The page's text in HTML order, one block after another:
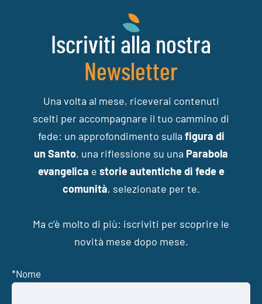
Iscriviti alla nostra
Newsletter
Una volta al mese, riceverai contenuti
scelti per accompagnare il tuo cammino di
fede: un approfondimento sulla figura di
un Santo, una riflessione su una Parabola
evangelica e storie autentiche di fede e
comunità, selezionate per te.
Ma c’è molto di più: iscriviti per scoprire le
novità mese dopo mese.